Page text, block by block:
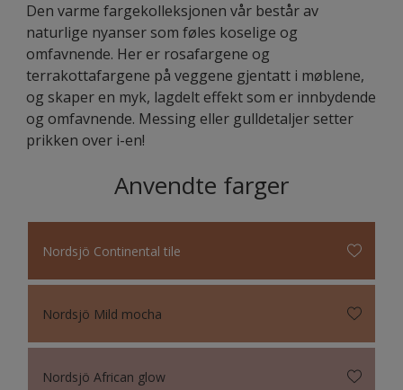
Den varme fargekolleksjonen vår består av
naturlige nyanser som føles koselige og
omfavnende. Her er rosafargene og
terrakottafargene på veggene gjentatt i møblene,
og skaper en myk, lagdelt effekt som er innbydende
og omfavnende. Messing eller gulldetaljer setter
prikken over i-en!
Anvendte farger
Nordsjö Continental tile
Nordsjö Mild mocha
Nordsjö African glow